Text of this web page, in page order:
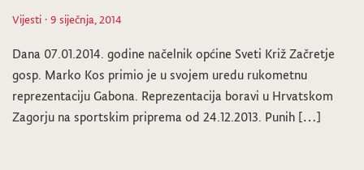
Vijesti · 9 siječnja, 2014
Dana 07.01.2014. godine načelnik općine Sveti Križ Začretje
gosp. Marko Kos primio je u svojem uredu rukometnu
reprezentaciju Gabona. Reprezentacija boravi u Hrvatskom
Zagorju na sportskim priprema od 24.12.2013. Punih […]